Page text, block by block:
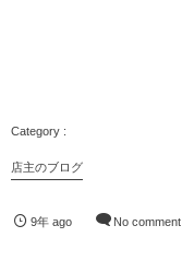
店主のブログ
9年 ago No comment